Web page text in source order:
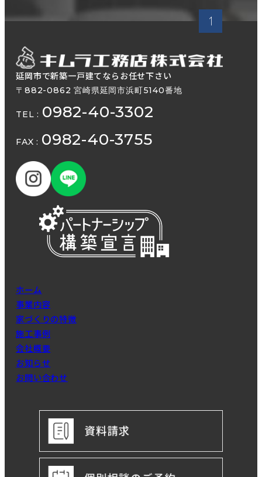
延岡市で新築一戸建てならお任せ下さい
〒882-0862 宮崎県延岡市浜町5140番地
TEL : 0982-40-3302
FAX : 0982-40-3755
ホーム
事業内容
家づくりの特徴
施工事例
会社概要
お知らせ
お問い合わせ